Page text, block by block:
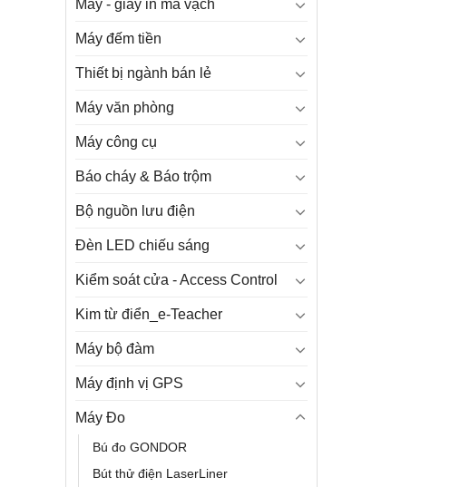
Máy - giấy in mã vạch
Máy đếm tiền
Thiết bị ngành bán lẻ
Máy văn phòng
Máy công cụ
Báo cháy & Báo trộm
Bộ nguồn lưu điện
Đèn LED chiếu sáng
Kiểm soát cửa - Access Control
Kim từ điển_e-Teacher
Máy bộ đàm
Máy định vị GPS
Máy Đo
Bú đo GONDOR
Bút thử điện LaserLiner